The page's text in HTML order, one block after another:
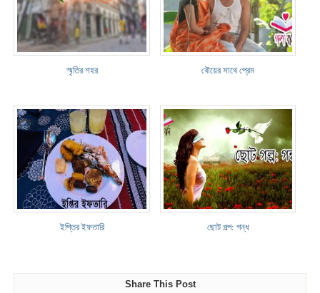
স্মৃতির শহর বৌয়ের সাথে প্রেম
ইপ্তির ইফতারি ছোট গল্প: গন্ধ
Share This Post